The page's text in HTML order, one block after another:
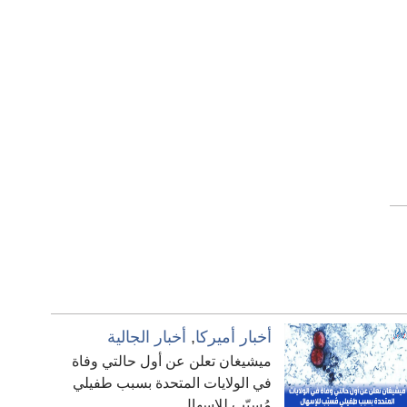
أخبار أميركا, أخبار الجالية
ميشيغان تعلن عن أول حالتي وفاة
في الولايات المتحدة بسبب طفيلي